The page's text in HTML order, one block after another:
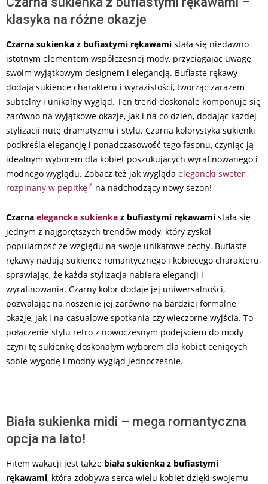
klasyka na różne okazje
Czarna sukienka z bufiastymi rękawami stała się niedawno
istotnym elementem współczesnej mody, przyciągając uwagę
swoim wyjątkowym designem i elegancją. Bufiaste rękawy
dodają sukience charakteru i wyrazistości, tworząc zarazem
subtelny i unikalny wygląd. Ten trend doskonale komponuje się
zarówno na wyjątkowe okazje, jak i na co dzień, dodając każdej
stylizacji nutę dramatyzmu i stylu. Czarna kolorystyka sukienki
podkreśla elegancję i ponadczasowość tego fasonu, czyniąc ją
idealnym wyborem dla kobiet poszukujących wyrafinowanego i
modnego wyglądu. Zobacz też jak wygląda elegancki sweter
rozpinany w pepitkę
na nadchodzący nowy sezon!
Czarna elegancka sukienka z bufiastymi rękawami stała się
jednym z najgorętszych trendów mody, który zyskał
popularność ze względu na swoje unikatowe cechy. Bufiaste
rękawy nadają sukience romantycznego i kobiecego charakteru,
sprawiając, że każda stylizacja nabiera elegancji i
wyrafinowania. Czarny kolor dodaje jej uniwersalności,
pozwalając na noszenie jej zarówno na bardziej formalne
okazje, jak i na casualowe spotkania czy wieczorne wyjścia. To
połączenie stylu retro z nowoczesnym podejściem do mody
czyni tę sukienkę doskonałym wyborem dla kobiet ceniących
sobie wygodę i modny wygląd jednocześnie.
Biała sukienka midi – mega romantyczna
opcja na lato!
Hitem wakacji jest także biała sukienka z bufiastymi
rękawami, która zdobywa serca wielu kobiet dzięki swojemu